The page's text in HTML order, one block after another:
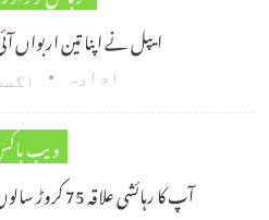
ایپل نے اپنا تین اربواں
ادارہ اگست 1،
ویب
آپ کا رہائشی علاقہ 75 کروڑ سالوں میں کتنا تبدیل ہوا ہے؟